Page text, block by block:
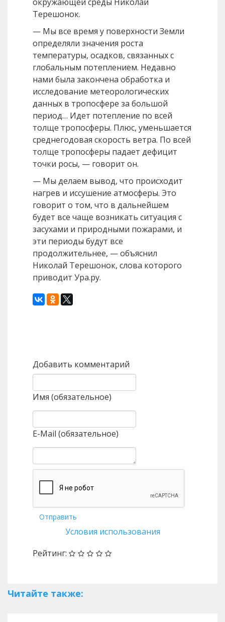
окружающей среды Николай
Терешонок.
— Мы все время у поверхности Земли
определяли значения роста
температуры, осадков, связанных с
глобальным потеплением. Недавно
нами была закончена обработка и
исследование метеорологических
данных в тропосфере за большой
период… Идет потепление по всей
толще тропосферы. Плюс, уменьшается
среднегодовая скорость ветра. По всей
толще тропосферы падает дефицит
точки росы, — говорит он.
— Мы делаем вывод, что происходит
нагрев и иссушение атмосферы. Это
говорит о том, что в дальнейшем
будет все чаще возникать ситуация с
засухами и природными пожарами, и
эти периоды будут все
продолжительнее, — объяснил
Николай Терешонок, слова которого
приводит Ура.ру.
Добавить комментарий
Имя (обязательное)
E-Mail (обязательное)
Отправить
Условия использования
Рейтинг:
Читайте также: